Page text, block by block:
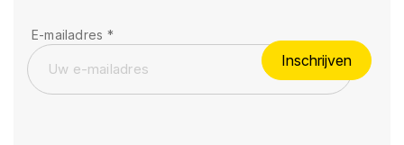
E-mailadres *
Inschrijven